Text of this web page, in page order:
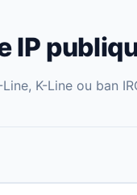
IP
K-Line ou ban